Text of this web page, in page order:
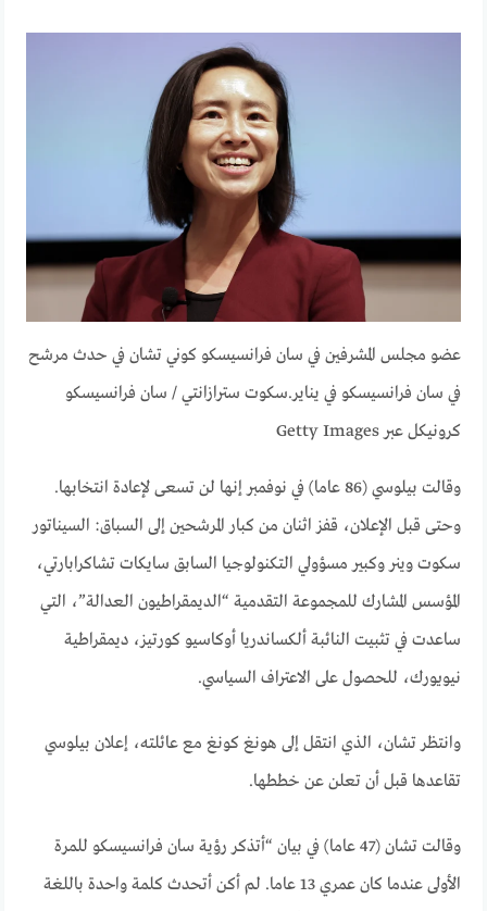
عضو مجلس المشرفين في سان فرانسيسكو كوني تشان في حدث مرشح
في سان فرانسيسكو في يناير.سكوت سترازانتي / سان فرانسيسكو
كرونيكل عبر Getty Images
وقالت بيلوسي (86 عاما) في نوفمبر إنها لن تسعى لإعادة انتخابها.
وحتى قبل الإعلان، قفز اثنان من كبار المرشحين إلى السباق: السيناتور
سكوت وينر وكبير مسؤولي التكنولوجيا السابق سايكات تشاكرابارتي،
المؤسس المشارك للمجموعة التقدمية “الديمقراطيون العدالة”، التي
ساعدت في تثبيت النائبة ألكساندريا أوكاسيو كورتيز، ديمقراطية
نيويورك، للحصول على الاعتراف السياسي.
وانتظر تشان، الذي انتقل إلى هونغ كونغ مع عائلته، إعلان بيلوسي
تقاعدها قبل أن تعلن عن خططها.
وقالت تشان (47 عاما) في بيان “أتذكر رؤية سان فرانسيسكو للمرة
الأولى عندما كان عمري 13 عاما. لم أكن أتحدث كلمة واحدة باللغة